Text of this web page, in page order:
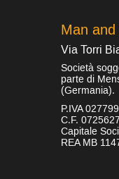
Man
Via Torri
Società
parte di
(Germania).
P.IVA
C.F.
Capitale
REA MB